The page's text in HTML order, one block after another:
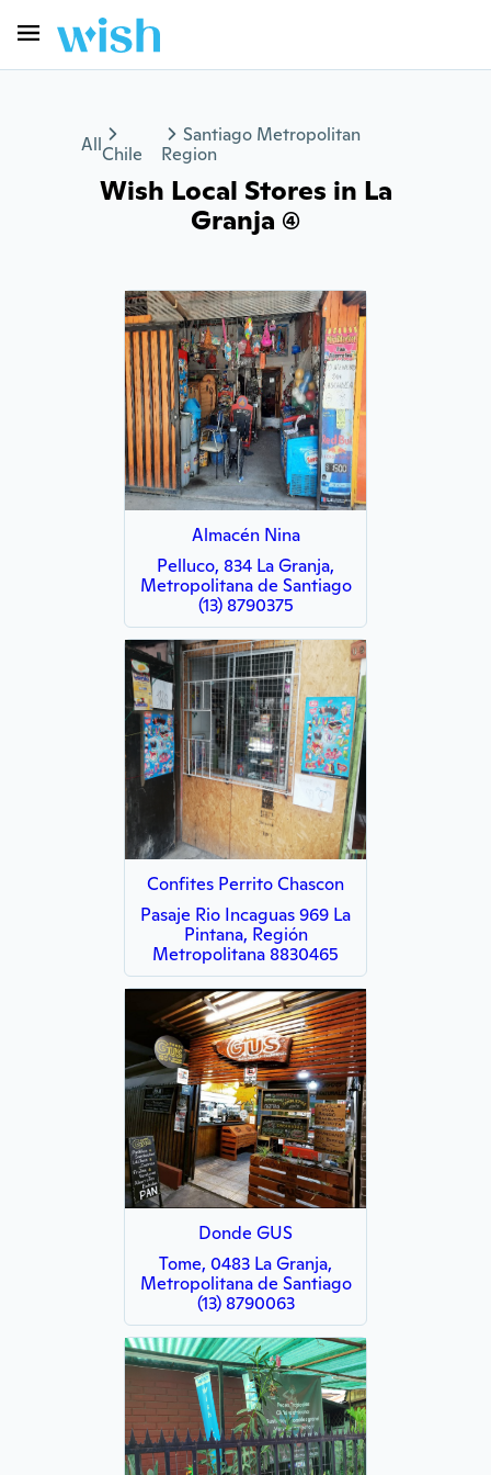
AllChile
Santiago Metropolitan
Region
Wish Local Stores in La
Granja (4)
Almacén Nina
Pelluco, 834 La Granja,
Metropolitana de Santiago
(13) 8790375
Confites Perrito Chascon
Pasaje Rio Incaguas 969 La
Pintana, Región
Metropolitana 8830465
Donde GUS
Tome, 0483 La Granja,
Metropolitana de Santiago
(13) 8790063